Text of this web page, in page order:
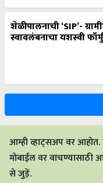
शेळीपालनाची ‘SIP’-
स्वावलंबनाचा यशस्वी
आम्ही व्हाट्सअप वर आहोत.
मोबाईल वर वाचण्यासाठी
से जुड़ें.